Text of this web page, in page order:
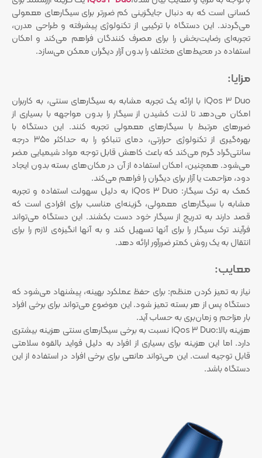
کسانی است که به دنبال جایگزینی کم ضررتر برای سیگارهای معمولی
می‌گردند. این دستگاه با ترکیبی از تکنولوژی پیشرفته و طراحی مدرن،
تجربه‌ای رضایت‌بخش را برای مصرف کنندگان فراهم می‌کند و امکان
استفاده در محیط‌های مختلف را بدون آزار دیگران ممکن می‌سازد.
مزایا:
iQos 3 Duo با ارائه یک تجربه مشابه به سیگارهای سنتی، به کاربران
امکان می‌دهد تا لذت کشیدن از سیگار را بدون مواجهه با بسیاری از
ضررهای مرتبط با سیگارهای معمولی تجربه کنند. این دستگاه با
بهره‌گیری از تکنولوژی حرارتی، دمای تنباکو را به حداکثر 350 درجه
سانتی‌گراد گرم می‌کند که باعث کاهش قابل توجه مواد شیمیایی مضر
می‌شود. همچنین، امکان استفاده از آن در مکان‌های بسته بدون ایجاد
دود، مزاحمت یا آزار برای دیگران را فراهم می‌کند.
کمک به ترک سیگار: iQos 3 Duo به دلیل سهولت استفاده و تجربه
مشابه با سیگارهای معمولی، گزینه‌ای مناسب برای افرادی است که
قصد دارند به تدریج از سیگار خود دست بکشند. این دستگاه می‌تواند
فرآیند ترک سیگار را برای آنها تسهیل کند و به آنها انگیزه‌ی لازم را برای
انتقال به یک روش کمتر ضررآور ارائه دهد.
معایب:
نیاز به تمیز کردن منظم: برای حفظ عملکرد بهینه، پیشنهاد می‌شود که
دستگاه پس از هر بسته تمیز شود. این موضوع می‌تواند برای برخی افراد
بار مزاحم و زمان‌بری به حساب آید.
هزینه بالا:iQos 3 Duo نسبت به برخی سیگارهای سنتی هزینه بیشتری
دارد. اما این هزینه برای بسیاری از افراد به دلیل فواید بالقوه سلامتی
قابل توجیه است. این می‌تواند مانعی برای برخی افراد در استفاده از این
دستگاه باشد.